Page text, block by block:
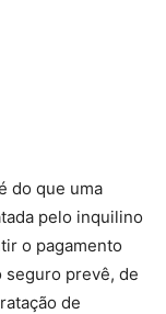
do que uma
pelo inquilino
o pagamento
seguro prevê, de
de